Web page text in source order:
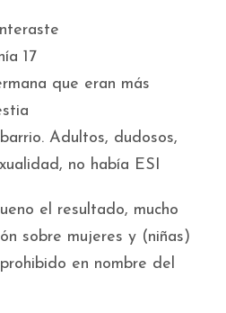
17
que eran más
Adultos, dudosos,
no había ESI
el resultado, mucho
sobre mujeres y (niñas)
en nombre del